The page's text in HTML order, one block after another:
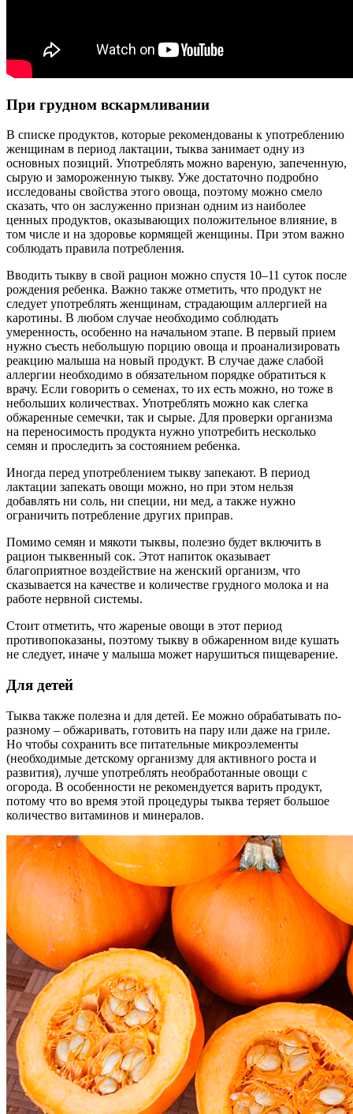
При грудном вскармливании
В списке продуктов, которые рекомендованы к употреблению
женщинам в период лактации, тыква занимает одну из
основных позиций. Употреблять можно вареную, запеченную,
сырую и замороженную тыкву. Уже достаточно подробно
исследованы свойства этого овоща, поэтому можно смело
сказать, что он заслуженно признан одним из наиболее
ценных продуктов, оказывающих положительное влияние, в
том числе и на здоровье кормящей женщины. При этом важно
соблюдать правила потребления.
Вводить тыкву в свой рацион можно спустя 10–11 суток после
рождения ребенка. Важно также отметить, что продукт не
следует употреблять женщинам, страдающим аллергией на
каротины. В любом случае необходимо соблюдать
умеренность, особенно на начальном этапе. В первый прием
нужно съесть небольшую порцию овоща и проанализировать
реакцию малыша на новый продукт. В случае даже слабой
аллергии необходимо в обязательном порядке обратиться к
врачу. Если говорить о семенах, то их есть можно, но тоже в
небольших количествах. Употреблять можно как слегка
обжаренные семечки, так и сырые. Для проверки организма
на переносимость продукта нужно употребить несколько
семян и проследить за состоянием ребенка.
Иногда перед употреблением тыкву запекают. В период
лактации запекать овощи можно, но при этом нельзя
добавлять ни соль, ни специи, ни мед, а также нужно
ограничить потребление других приправ.
Помимо семян и мякоти тыквы, полезно будет включить в
рацион тыквенный сок. Этот напиток оказывает
благоприятное воздействие на женский организм, что
сказывается на качестве и количестве грудного молока и на
работе нервной системы.
Стоит отметить, что жареные овощи в этот период
противопоказаны, поэтому тыкву в обжаренном виде кушать
не следует, иначе у малыша может нарушиться пищеварение.
Для детей
Тыква также полезна и для детей. Ее можно обрабатывать по-
разному – обжаривать, готовить на пару или даже на гриле.
Но чтобы сохранить все питательные микроэлементы
(необходимые детскому организму для активного роста и
развития), лучше употреблять необработанные овощи с
огорода. В особенности не рекомендуется варить продукт,
потому что во время этой процедуры тыква теряет большое
количество витаминов и минералов.